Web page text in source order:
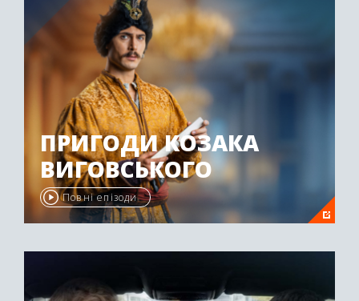
ПРИГОДИ КОЗАКА
ВИГОВСЬКОГО
Повні епізоди